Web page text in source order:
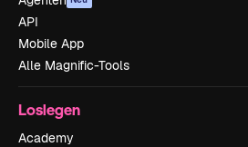
API
Mobile App
Alle Magnific-Tools
Loslegen
Academy